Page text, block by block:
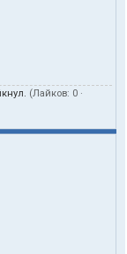
(Лайков: 0 ·